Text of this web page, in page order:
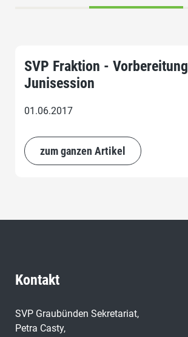
SVP Fraktion - Vorbereitung
Junisession
01.06.2017
zum ganzen Artikel
Kontakt
SVP Graubünden Sekretariat,
Petra Casty,